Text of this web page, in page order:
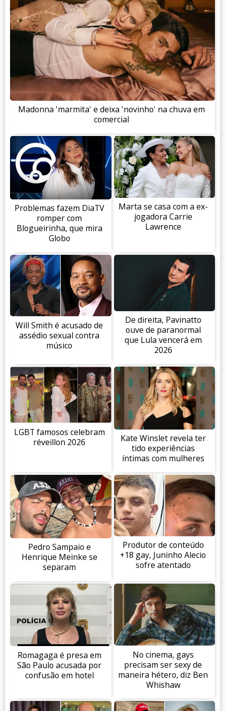
Madonna 'marmita' e deixa 'novinho' na chuva em
comercial
Problemas fazem DiaTV
romper com
Blogueirinha, que mira
Globo
Marta se casa com a ex-
jogadora Carrie
Lawrence
Will Smith é acusado de
assédio sexual contra
músico
De direita, Pavinatto
ouve de paranormal
que Lula vencerá em
2026
LGBT famosos celebram
réveillon 2026
Kate Winslet revela ter
tido experiências
íntimas com mulheres
Pedro Sampaio e
Henrique Meinke se
separam
Produtor de conteúdo
+18 gay, Juninho Alecio
sofre atentado
Romagaga é presa em
São Paulo acusada por
confusão em hotel
No cinema, gays
precisam ser sexy de
maneira hétero, diz Ben
Whishaw